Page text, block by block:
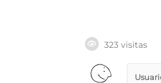
323 visitas